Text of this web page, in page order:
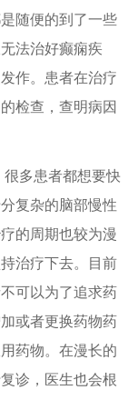
随便的到了一些
法治好癫痫疾
作。患者在治疗
检查，查明病因
多患者都想要快
复杂的脑部慢性
的周期也较为漫
治疗下去。目前
可以为了追求药
或者更换药物药
药物。在漫长的
诊，医生也会根